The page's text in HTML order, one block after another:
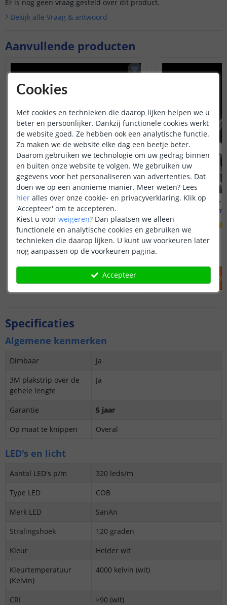
Aanvullende producten
1 meter Helder Wit
Knip elke mm | Complete set
(2 reviews)
OP VOORRAAD 26,95
IN WINKELWAGEN
2 meter
Knip elke
IN
Er is nog geen vraag gesteld over dit product.
Bekijk alle Vraag & antwoord
Specificaties
Algemene kenmerken
Dimbaar
Ja
3M plakstrip over de
gehele lengte
Ja
Garantie
5 jaar
Op maat te knippen
Overal
LED's en licht
Aantal LED's p/m
320 leds/m
Type LED
COB
Merk LED
SanAn
Stralingshoek
120 graden
Kleur
Helder wit
Kleurtemperatuur
(Kelvin)
4000 kelvin (wit)
CRI
>90 (wit)
Cookies
Met cookies en technieken die daarop lijken helpen we u
beter en persoonlijker. Dankzij functionele cookies werkt
de website goed. Ze hebben ook een analytische functie.
Zo maken we de website elke dag een beetje beter.
Daarom gebruiken we technologie om uw gedrag binnen
en buiten onze website te volgen. We gebruiken uw
gegevens voor het personaliseren van advertenties. Dat
doen we op een anonieme manier. Meer weten? Lees
hier alles over onze cookie- en privacyverklaring. Klik op
'Accepteer' om te accepteren.
Kiest u voor weigeren? Dan plaatsen we alleen
functionele en analytische cookies en gebruiken we
technieken die daarop lijken. U kunt uw voorkeuren later
nog aanpassen op de voorkeuren pagina.
Accepteer